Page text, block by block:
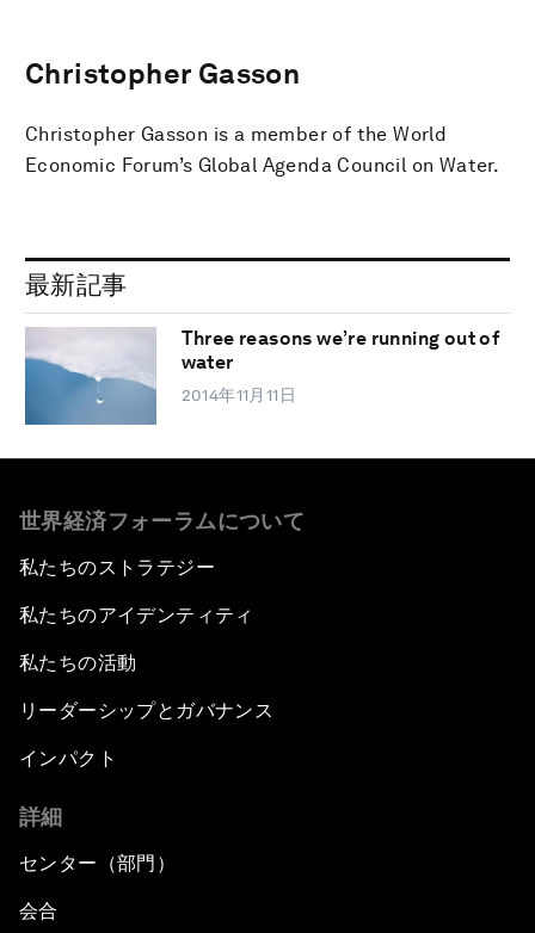
Christopher Gasson
Christopher Gasson is a member of the World
Economic Forum’s Global Agenda Council on Water.
最新記事
Three reasons we’re running out of
water
2014年11月11日
世界経済フォーラムについて
私たちのストラテジー
私たちのアイデンティティ
私たちの活動
リーダーシップとガバナンス
インパクト
詳細
センター（部門）
会合